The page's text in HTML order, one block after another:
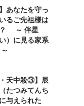
あなたを守っ
るご先祖様は
？ ～ 伴星
）に見る家系
・天中殺③】辰
たつみてんち
与えられた